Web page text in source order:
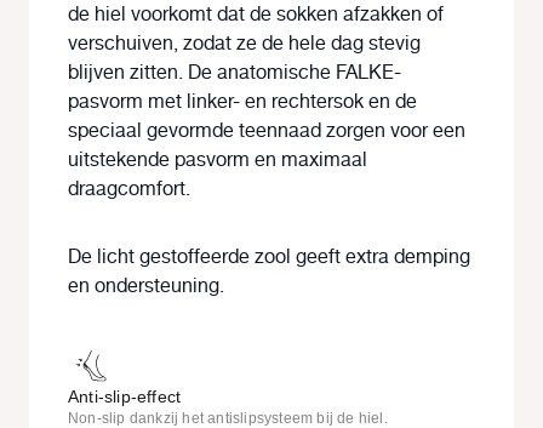
de hiel voorkomt dat de sokken afzakken of
verschuiven, zodat ze de hele dag stevig
blijven zitten. De anatomische FALKE-
pasvorm met linker- en rechtersok en de
speciaal gevormde teennaad zorgen voor een
uitstekende pasvorm en maximaal
draagcomfort.
De licht gestoffeerde zool geeft extra demping
en ondersteuning.
Anti-slip-effect
Non-slip dankzij het antislipsysteem bij de hiel.